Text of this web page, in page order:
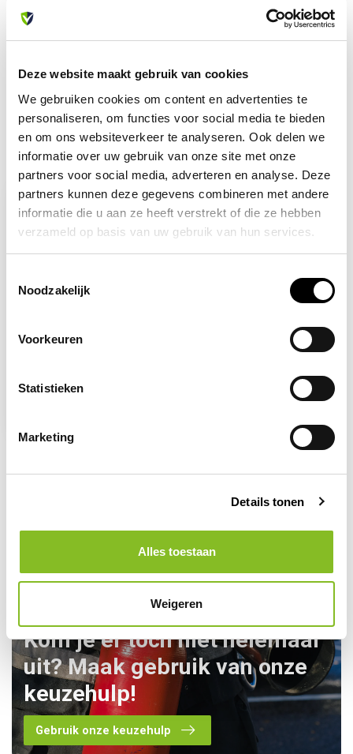
Deze website maakt gebruik van cookies
We gebruiken cookies om content en advertenties te
personaliseren, om functies voor social media te bieden
en om ons websiteverkeer te analyseren. Ook delen we
informatie over uw gebruik van onze site met onze
partners voor social media, adverteren en analyse. Deze
partners kunnen deze gegevens combineren met andere
informatie die u aan ze heeft verstrekt of die ze hebben
verzameld op basis van uw gebruik van hun services.
Noodzakelijk
Voorkeuren
Statistieken
Marketing
Details tonen
Alles toestaan
Weigeren
Heb je vragen over dit product?
Of heb je hulp nodig bij je bestelling? Neem contact op
met onze klantenservice. We helpen je graag verder!
info@allesveilig.nl
+31 (0) 6 82095086
Recent bekeken
Blusserstandaard
Kom je er toch niet helemaal
uit? Maak gebruik van onze
keuzehulp!
Gebruik onze keuzehulp